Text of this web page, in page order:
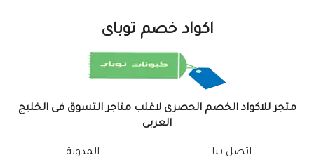
اكواد خصم توباى
متجر للاكواد الخصم الحصرى لاغلب متاجر التسوق فى الخليج
العربى
اتصل بنا
المدونة